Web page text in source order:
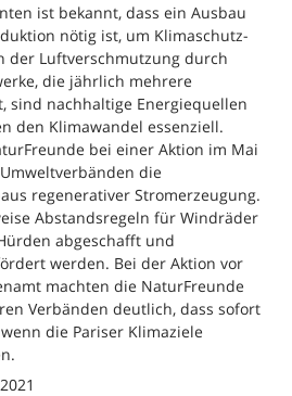
ist bekannt, dass ein Ausbau
nötig ist, um Klimaschutz-
der Luftverschmutzung durch
die jährlich mehrere
sind nachhaltige Energiequellen
den Klimawandel essenziell.
bei einer Aktion im Mai
die
regenerativer Stromerzeugung.
Abstandsregeln für Windräder
abgeschafft und
werden. Bei der Aktion vor
machten die NaturFreunde
Verbänden deutlich, dass sofort
die Pariser Klimaziele